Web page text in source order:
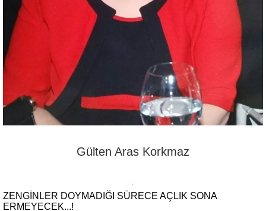
Gülten Aras Korkmaz
ZENGİNLER DOYMADIĞI SÜRECE AÇLIK SONA
ERMEYECEK...!